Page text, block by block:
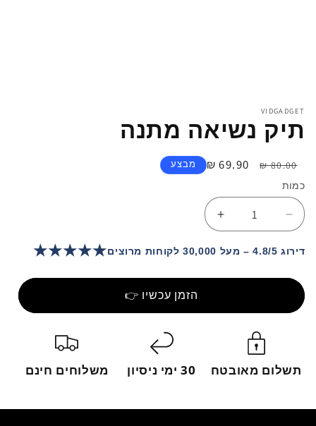
VIDGADGET
תיק נשיאה מתנה
מחיר
רגיל
80.00 ₪
מחיר
69.90 ₪ מבצע
כמות
הפחתת
כמות
עבור
נשיאה
הגדלת
כמות
עבור
נשיאה
מתנה
דירוג 4.8/5 – מעל 30,000 לקוחות מרוצים ★★★★★
הזמן עכשיו 👉
תשלום מאובטח 30 ימי ניסיון משלוחים חינם